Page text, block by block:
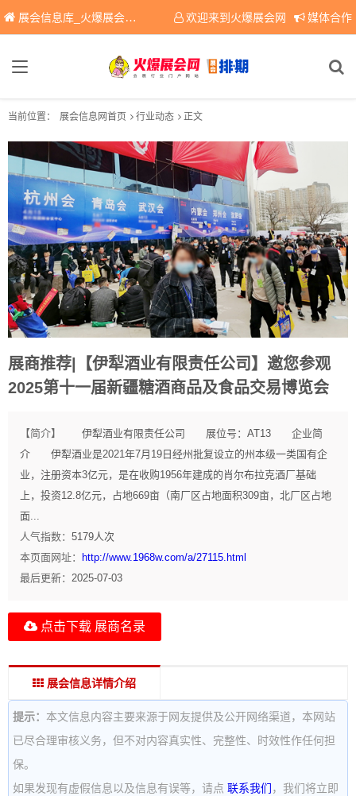
展会信息库_火爆展会网免费展会信息查询平台，提供专业会展服务！ 欢迎来到火爆展会网 媒体合作
当前位置： 展会信息网首页 行业动态 正文
展商推荐|【伊犁酒业有限责任公司】邀您参观
2025第十一届新疆糖酒商品及食品交易博览会
【简介】
伊犁酒业有限责任公司 展位号：AT13 企业简
介 伊犁酒业是2021年7月19日经州批复设立的州本级一类国有企
业，注册资本3亿元，是在收购1956年建成的肖尔布拉克酒厂基础
上，投资12.8亿元，占地669亩（南厂区占地面积309亩，北厂区占地
面...
人气指数： 5179人次
本页面网址：
http://www.1968w.com/a/27115.html
最后更新： 2025-07-03
点击下载 展商名录
展会信息详情介绍
提示： 本文信息内容主要来源于网友提供及公开网络渠道，本网站
已尽合理审核义务，但不对内容真实性、完整性、时效性作任何担
保。
如果发现有虚假信息以及信息有误等，请点 联系我们 ，我们将立即